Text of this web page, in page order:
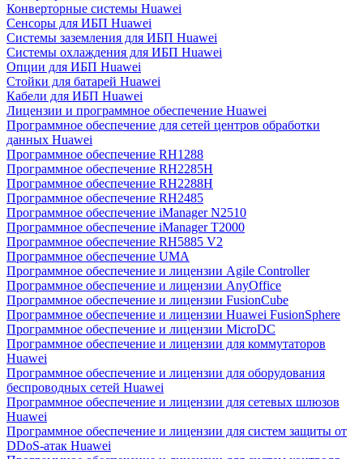
Конверторные системы Huawei
Сенсоры для ИБП Huawei
Системы заземления для ИБП Huawei
Системы охлаждения для ИБП Huawei
Опции для ИБП Huawei
Стойки для батарей Huawei
Кабели для ИБП Huawei
Лицензии и программное обеспечение Huawei
Программное обеспечение для сетей центров обработки
данных Huawei
Программное обеспечение RH1288
Программное обеспечение RH2285H
Программное обеспечение RH2288H
Программное обеспечение RH2485
Программное обеспечение iManager N2510
Программное обеспечение iManager T2000
Программное обеспечение RH5885 V2
Программное обеспечение UMA
Программное обеспечение и лицензии Agile Controller
Программное обеспечение и лицензии AnyOffice
Программное обеспечение и лицензии FusionCube
Программное обеспечение и лицензии Huawei FusionSphere
Программное обеспечение и лицензии MicroDC
Программное обеспечение и лицензии для коммутаторов
Huawei
Программное обеспечение и лицензии для оборудования
беспроводных сетей Huawei
Программное обеспечение и лицензии для сетевых шлюзов
Huawei
Программное обеспечение и лицензии для систем защиты от
DDoS-атак Huawei